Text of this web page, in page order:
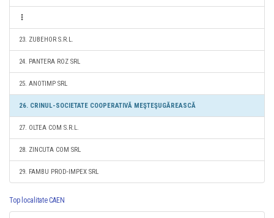
23. ZUBEHOR S.R.L.
24. PANTERA ROZ SRL
25. ANOTIMP SRL
26. CRINUL-SOCIETATE COOPERATIVĂ MEŞTEŞUGĂREASCĂ
27. OLTEA COM S.R.L.
28. ZINCUTA COM SRL
29. FAMBU PROD-IMPEX SRL
Top localitate CAEN